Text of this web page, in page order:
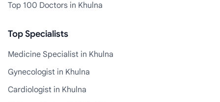
Top 100 Doctors in Khulna
Top Specialists
Medicine Specialist in Khulna
Gynecologist in Khulna
Cardiologist in Khulna